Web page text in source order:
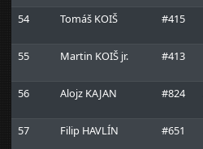
54
Tomáš KOIŠ #415
55 Martin KOIŠ jr. #413
56 Alojz KAJAN #824
57 Filip HAVLÍN #651